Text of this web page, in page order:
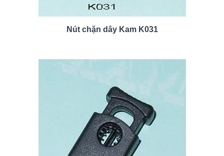
Nút chặn dây Kam K031